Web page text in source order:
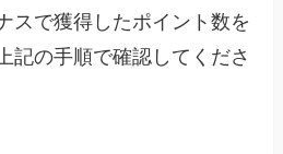
スで獲得したポイント数を
記の手順で確認してくださ